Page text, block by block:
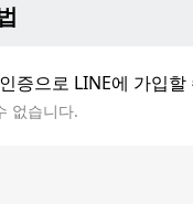
증으로 LINE에 가입할
없습니다.